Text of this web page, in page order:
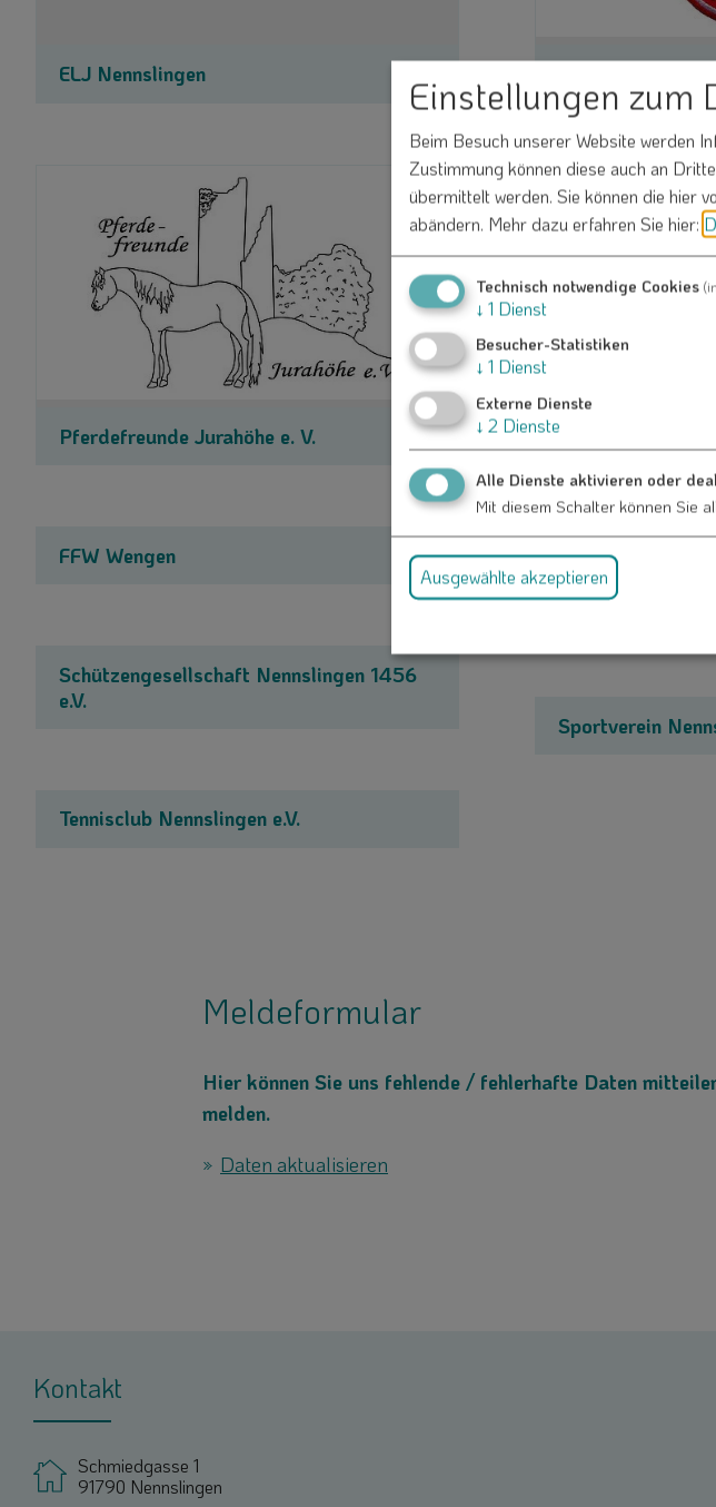
ELJ Nennslingen
Pferdefreunde Jurahöhe e. V.
Schützenverein
FFW Wengen
und Umgebung
Schützengesellschaft Nennslingen 1456
e.V.
Sportverein
Tennisclub Nennslingen e.V.
Meldeformular
Hier können Sie uns fehlende / fehlerhafte Daten
melden.
Daten aktualisieren
Kontakt
Schmiedgasse 1
91790 Nennslingen
Einstellungen zum
Beim Besuch unserer Website werden
Zustimmung können diese auch an
übermittelt werden. Sie können die hier
abändern. Mehr dazu erfahren Sie hier:
Technisch notwendige Cookies
↓ 1 Dienst
Besucher-Statistiken
↓ 1 Dienst
Externe Dienste
↓ 2 Dienste
Alle Dienste aktivieren oder
Mit diesem Schalter können Sie
Ausgewählte akzeptieren